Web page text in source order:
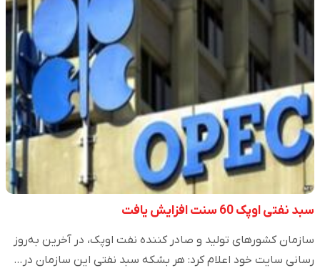
سبد نفتی اوپک 60 سنت افزایش یافت
سازمان کشورهای تولید و صادر کننده نفت اوپک، در آخرین به‌روز
رسانی سایت خود اعلام کرد: هر بشکه سبد نفتی این سازمان در…